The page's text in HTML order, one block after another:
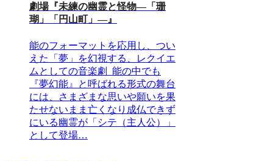
劇場『未練の幽霊と怪物―「珊
瑚」「円山町」―』
能のフォーマットを応用し、つい
えた「夢」を幻視する、レクイエ
ムとしての音楽劇 能の中でも
『夢幻能』と呼ばれる形式の舞台
には、さまざまな思いや願いを果
たせないまま亡くなり成仏できず
にいる幽霊が「シテ（主人公）」
として登場…